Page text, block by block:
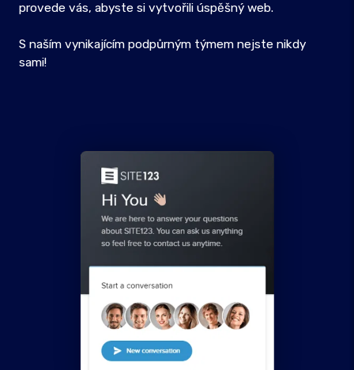
provede vás, abyste si vytvořili úspěšný web.
S naším vynikajícím podpůrným týmem nejste nikdy
sami!